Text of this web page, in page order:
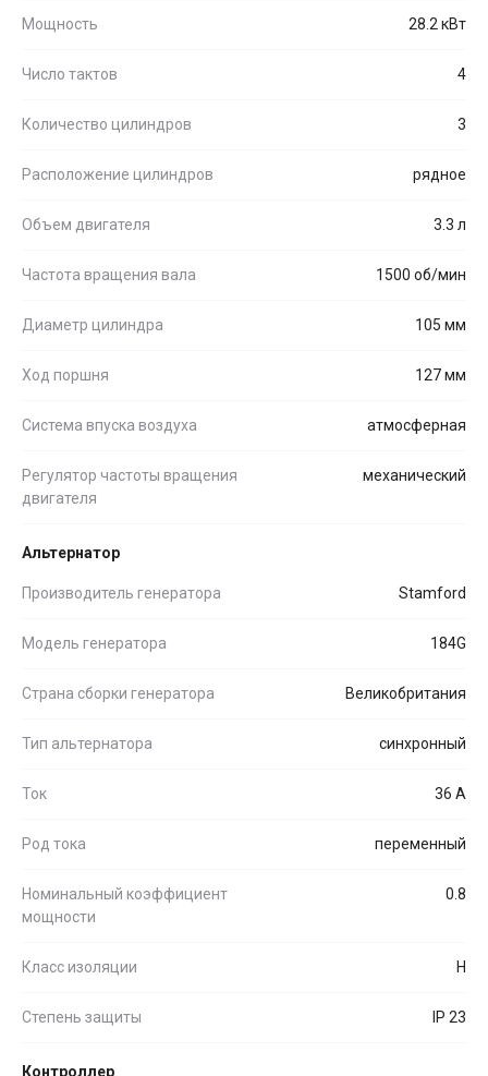
Мощность 28.2 кВт
Число тактов 4
Количество цилиндров 3
Расположение цилиндров рядное
Объем двигателя 3.3 л
Частота вращения вала 1500 об/мин
Диаметр цилиндра 105 мм
Ход поршня 127 мм
Система впуска воздуха атмосферная
Регулятор частоты вращения
двигателя
механический
Альтернатор
Производитель генератора Stamford
Модель генератора 184G
Страна сборки генератора Великобритания
Тип альтернатора синхронный
Ток 36 А
Род тока переменный
Номинальный коэффициент
мощности
0.8
Класс изоляции H
Степень защиты IP 23
Контроллер